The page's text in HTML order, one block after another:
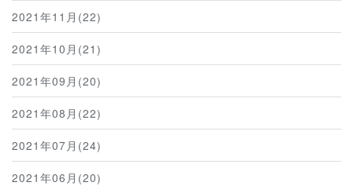
2021年11月(22)
2021年10月(21)
2021年09月(20)
2021年08月(22)
2021年07月(24)
2021年06月(20)